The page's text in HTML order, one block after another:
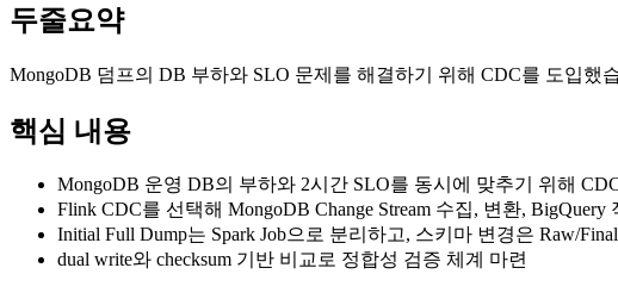
두줄요약
MongoDB 덤프의 DB 부하와 SLO 문제를 해결하기 위해 CDC를 도입했
핵심 내용
MongoDB 운영 DB의 부하와 2시간 SLO를 동시에 맞추기 위해
Flink CDC를 선택해 MongoDB Change Stream 수집, 변환,
Initial Full Dump는 Spark Job으로 분리하고, 스키마 변경은 Raw/
dual write와 checksum 기반 비교로 정합성 검증 체계 마련